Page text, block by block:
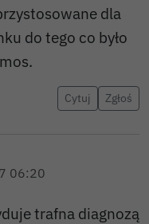
dla
do tego co było
Cytuj Zgłoś
06:20
trafna diagnozą